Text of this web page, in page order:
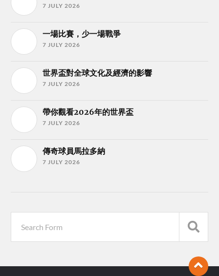
7 JULY 2026
一場比賽，少一場戰爭
7 JULY 2026
世界盃對全球文化及經濟的影響
7 JULY 2026
帶你觀看2026年的世界盃
7 JULY 2026
傳奇球員馬拉多納
7 JULY 2026